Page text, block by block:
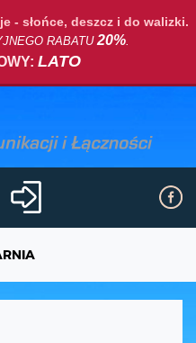
- słońce, deszcz i do walizki.
RABATU20%.
LATO